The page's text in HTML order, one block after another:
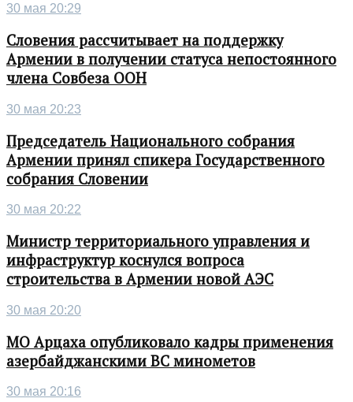
30 мая 20:29
Словения рассчитывает на поддержку
Армении в получении статуса непостоянного
члена Совбеза ООН
30 мая 20:23
Председатель Национального собрания
Армении принял спикера Государственного
собрания Словении
30 мая 20:22
Министр территориального управления и
инфраструктур коснулся вопроса
строительства в Армении новой АЭС
30 мая 20:20
МО Арцаха опубликовало кадры применения
азербайджанскими ВС минометов
30 мая 20:16